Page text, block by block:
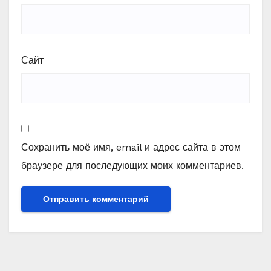
Сайт
Сохранить моё имя, email и адрес сайта в этом
браузере для последующих моих комментариев.